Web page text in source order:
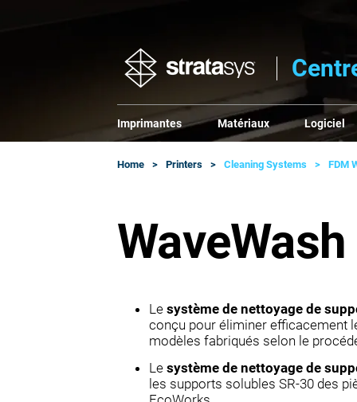
Imprimantes Matériaux Logiciel
Home Printers Cleaning Systems FDM
Le système de nettoyage de
conçu pour éliminer efficacement
modèles fabriqués selon le
Le système de nettoyage de
les supports solubles SR-30 des